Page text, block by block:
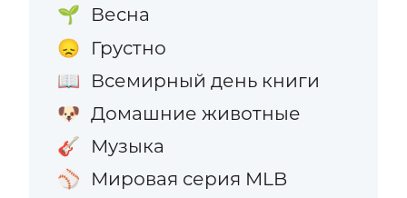
🌱 Весна
😞 Грустно
📖 Всемирный день книги
🐶 Домашние животные
🎸 Музыка
⚾ Мировая серия MLB